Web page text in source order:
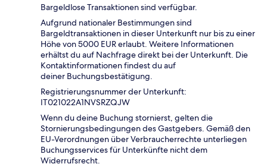
Bargeldlose Transaktionen sind verfügbar.
Aufgrund nationaler Bestimmungen sind
Bargeldtransaktionen in dieser Unterkunft nur bis zu einer
Höhe von 5000 EUR erlaubt. Weitere Informationen
erhältst du auf Nachfrage direkt bei der Unterkunft. Die
Kontaktinformationen findest du auf
deiner Buchungsbestätigung.
Registrierungsnummer der Unterkunft:
IT021022A1NVSRZQJW
Wenn du deine Buchung stornierst, gelten die
Stornierungsbedingungen des Gastgebers. Gemäß den
EU-Verordnungen über Verbraucherrechte unterliegen
Buchungsservices für Unterkünfte nicht dem
Widerrufsrecht.